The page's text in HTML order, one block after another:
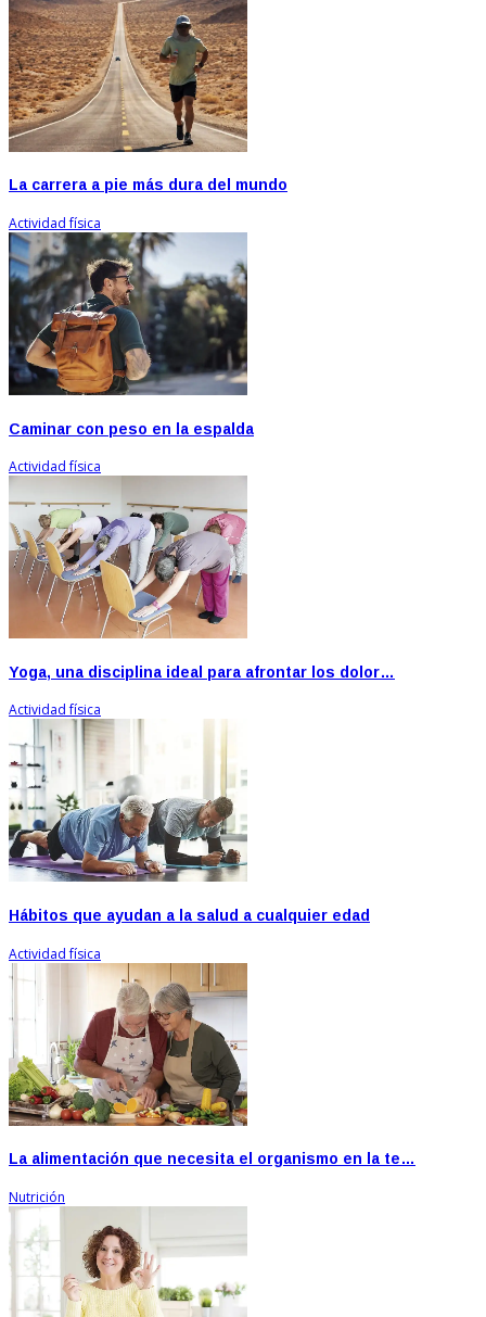
La carrera a pie más dura del mundo
Actividad física
Caminar con peso en la espalda
Actividad física
Yoga, una disciplina ideal para afrontar los dolor…
Actividad física
Hábitos que ayudan a la salud a cualquier edad
Actividad física
La alimentación que necesita el organismo en la te…
Nutrición